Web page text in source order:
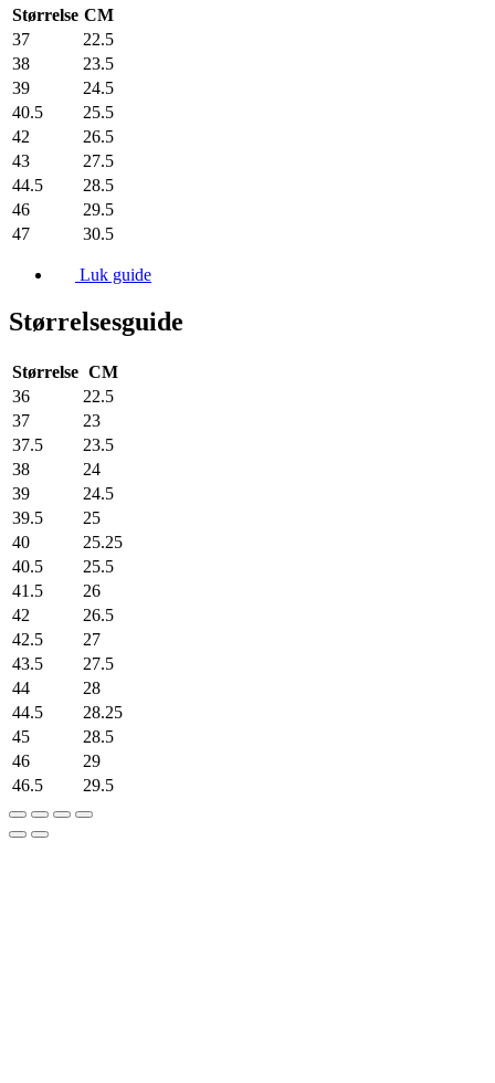
Størrelse CM
37
22.5
38
23.5
39
24.5
40.5
25.5
42
26.5
43
27.5
44.5
28.5
46
29.5
47
30.5
Luk guide
Størrelsesguide
Størrelse CM
36
22.5
37
23
37.5
23.5
38
24
39
24.5
39.5
25
40
25.25
40.5
25.5
41.5
26
42
26.5
42.5
27
43.5
27.5
44
28
44.5
28.25
45
28.5
46
29
46.5
29.5